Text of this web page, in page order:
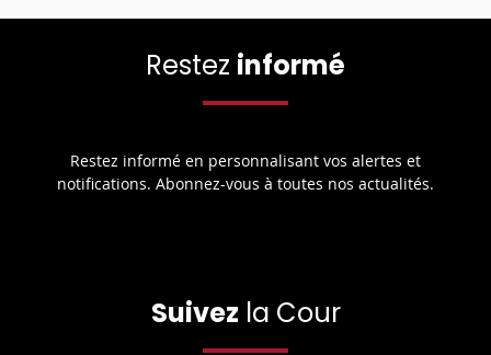
Restez informé
Restez informé en personnalisant vos alertes et
notifications. Abonnez-vous à toutes nos actualités.
Suivez la Cour